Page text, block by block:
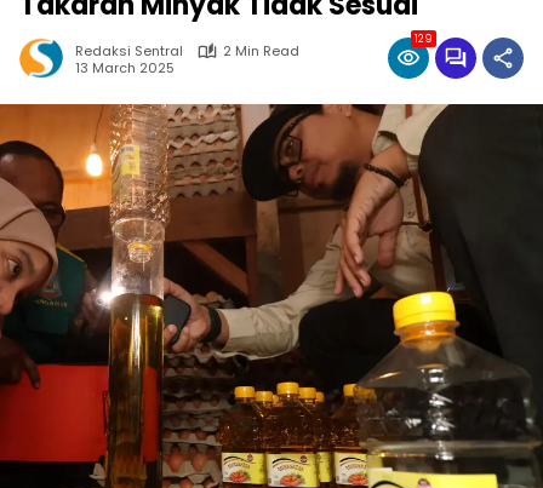
Redaksi Sentral
2 Min Read
13 March 2025
129